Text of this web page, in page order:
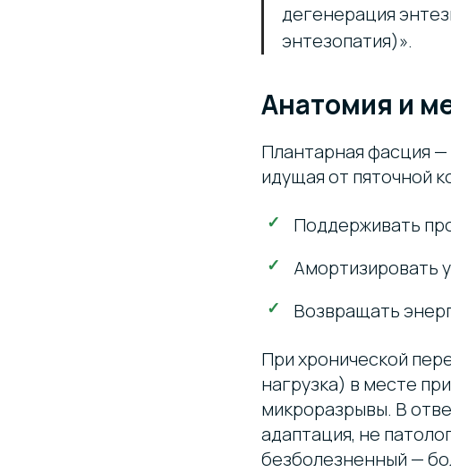
дегенерация
энтезопатия)».
Анатомия и
Плантарная фасция
идущая от пяточной
Поддерживать
Амортизировать
Возвращать
При хронической
нагрузка) в месте
микроразрывы. В
адаптация, не
безболезненный —